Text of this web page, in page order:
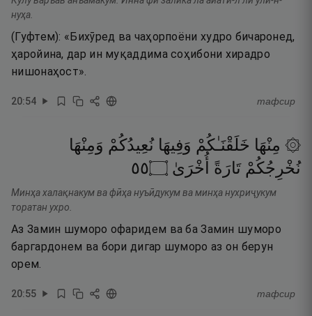
нуҳа.
(Гуфтем): «Бихӯред ва чаҳорпоёни худро бичаронед,
ҳаройина, дар ин муқаддима соҳибони хирадро
нишонаҳост».
20:54 тафсир
۞ مِنْهَا خَلَقْنَـٰكُمْ وَفِيهَا نُعِيدُكُمْ وَمِنْهَا
نُخْرِجُكُمْ تَارَةً أُخْرَىٰ ۝٥٥
Минҳа халақнакум ва фӣҳа нуъӣдукум ва минҳа нухриҷукум
торатан ухро.
Аз Замин шуморо офаридем ва ба Замин шуморо
баргардонем ва бори дигар шуморо аз он берун
орем.
20:55 тафсир